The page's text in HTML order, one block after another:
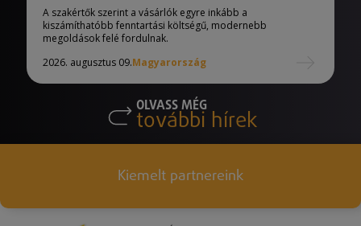
A szakértők szerint a vásárlók egyre inkább a
kiszámíthatóbb fenntartási költségű, modernebb
megoldások felé fordulnak.
2026. augusztus 09.Magyarország
OLVASS MÉG
további hírek
Kiemelt partnereink